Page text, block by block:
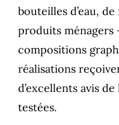
bouteilles d’eau,
produits ménagers
compositions
réalisations
d’excellents avis
testées.